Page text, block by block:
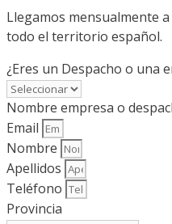
Llegamos mensualmente
todo el territorio español.
¿Eres un Despacho o una
Nombre empresa o
Email
Nombre
Apellidos
Teléfono
Provincia